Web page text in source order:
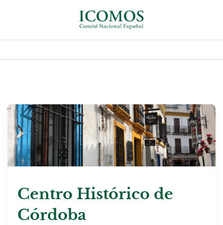
Centro Histórico de
Córdoba